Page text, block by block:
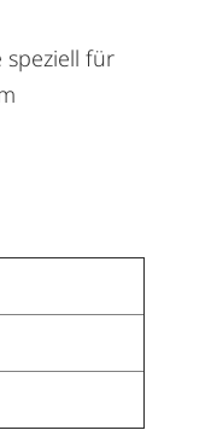
speziell für